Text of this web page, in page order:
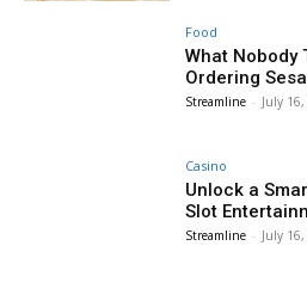
Food
What Nobody
Ordering
Streamline - July
Casino
Unlock a
Slot
Streamline - July